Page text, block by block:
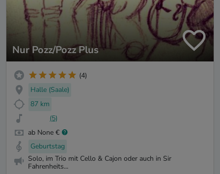
Nur Pozz/Pozz Plus
(4)
Halle (Saale)
87 km
(5)
ab None €
Geburtstag
Solo, im Trio mit Cello & Cajon oder auch in Sir
Fahrenheits...